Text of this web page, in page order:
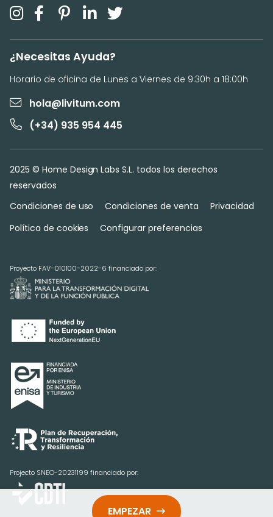
EMPEZAR
¿Necesitas Ayuda?
Horario de oficina de Lunes a Viernes de 9:30h a 18:00h
hola@livitum.com
(+34) 935 954 445
2025 © Home Design Labs S.L. todos los derechos
reservados
Condiciones de uso
Condiciones de venta
Privacidad
Política de cookies
Configurar preferencias
Proyecto FAV-010100-2022-6 financiado por:
Projecto SNEO-20231199 financiado por: